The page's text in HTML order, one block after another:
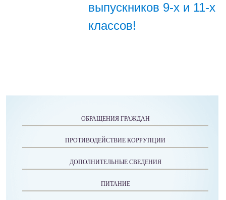
выпускников 9-х и 11-х
классов!
ОБРАЩЕНИЯ ГРАЖДАН
ПРОТИВОДЕЙСТВИЕ КОРРУПЦИИ
ДОПОЛНИТЕЛЬНЫЕ СВЕДЕНИЯ
ПИТАНИЕ